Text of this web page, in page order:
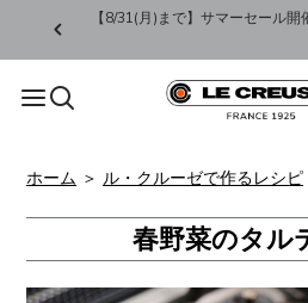
【8/31(月)まで】サマーセール
ホーム ＞ ル・クルーゼで作るレシピ
春野菜のタル